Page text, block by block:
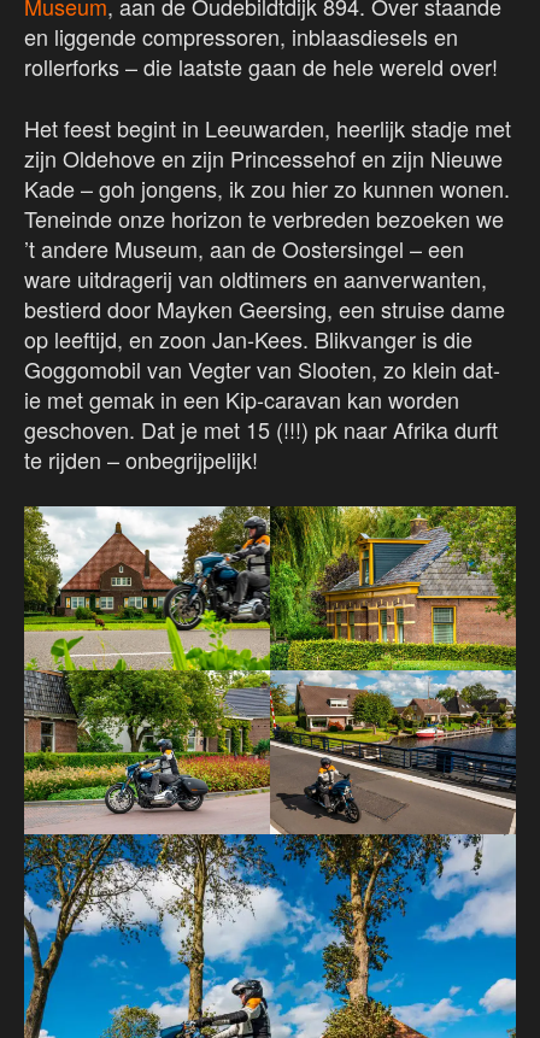
en liggende compressoren, inblaasdiesels en
rollerforks – die laatste gaan de hele wereld over!
Het feest begint in Leeuwarden, heerlijk stadje met
zijn Oldehove en zijn Princessehof en zijn Nieuwe
Kade – goh jongens, ik zou hier zo kunnen wonen.
Teneinde onze horizon te verbreden bezoeken we
’t andere Museum, aan de Oostersingel – een
ware uitdragerij van oldtimers en aanverwanten,
bestierd door Mayken Geersing, een struise dame
op leeftijd, en zoon Jan-Kees. Blikvanger is die
Goggomobil van Vegter van Slooten, zo klein dat-
ie met gemak in een Kip-caravan kan worden
geschoven. Dat je met 15 (!!!) pk naar Afrika durft
te rijden – onbegrijpelijk!